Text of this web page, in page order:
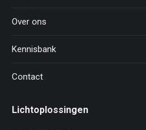
Over ons
Kennisbank
Contact
Lichtoplossingen